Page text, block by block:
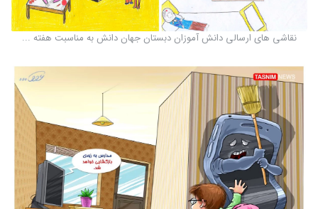
نقاشی های ارسالی دانش آموزان دبستان جهان دانش به مناسبت هفته ...